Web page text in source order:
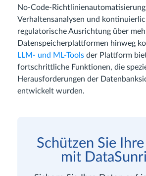
Verhaltensanalysen und
regulatorische Ausrichtung über
Datenspeicherplattformen hinweg
LLM‑ und ML‑Tools der Plattform
fortschrittliche Funktionen, die
Herausforderungen der
entwickelt wurden.
Schützen Sie
mit